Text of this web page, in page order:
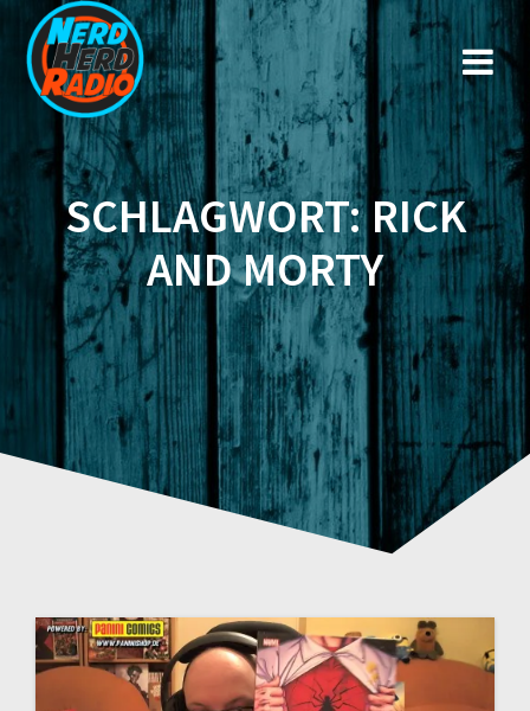
Zum
Inhalt
springen
SCHLAGWORT:RICK
AND MORTY